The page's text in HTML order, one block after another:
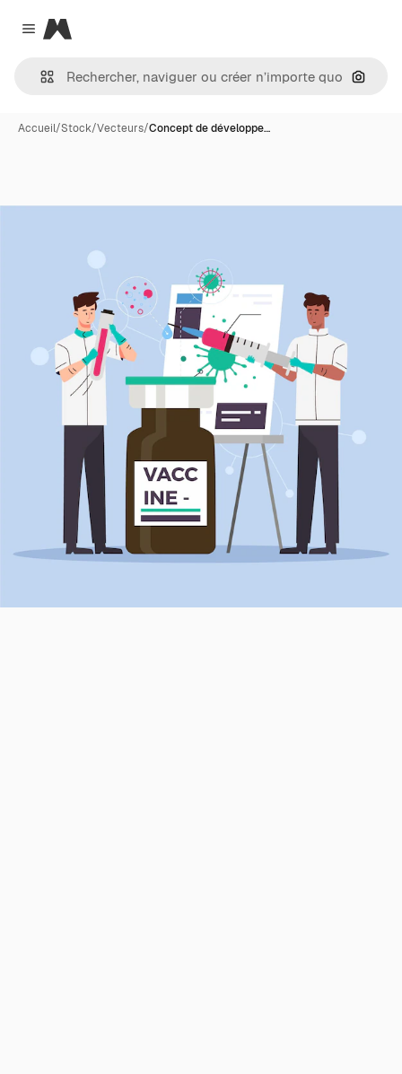
Close menu
Magnific
Accueil/Stock/Vecteurs/Concept de développe…